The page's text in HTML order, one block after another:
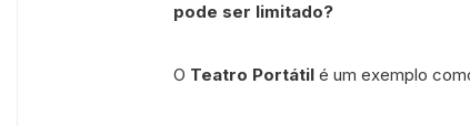
pode ser limitado?
O Teatro Portátil é um exemplo